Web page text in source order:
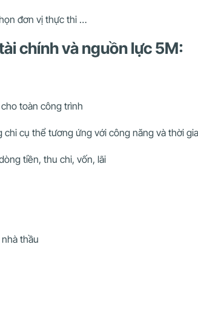
đơn vị thực thi …
chính và nguồn lực 5M:
toàn công trình
chi cụ thể tương ứng với công năng và thời
tiền, thu chi, vốn, lãi
thầu